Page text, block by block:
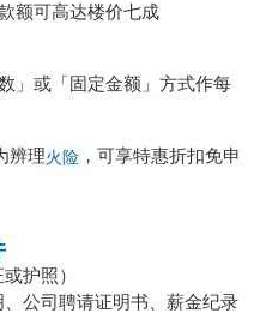
额可高达楼价七成
」或「固定金额」方式作每
辨理火险 ，可享特惠折扣免申
护照）
公司聘请证明书、薪金纪录